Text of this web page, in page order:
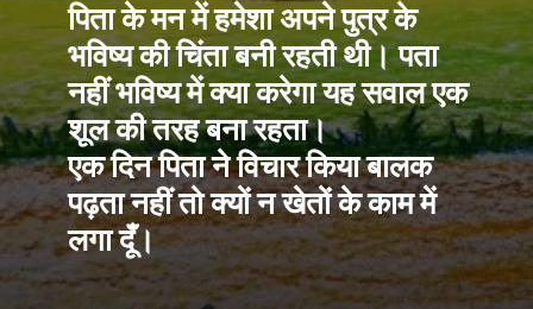
पिता के मन में हमेशा अपने पुत्र के
भविष्य की चिंता बनी रहती थी। पता
नहीं भविष्य में क्या करेगा यह सवाल एक
शूल की तरह बना रहता।
एक दिन पिता ने विचार किया बालक
पढ़ता नहीं तो क्यों न खेतों के काम में
लगा दूँ।